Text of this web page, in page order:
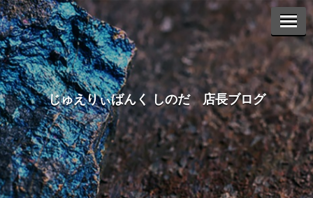
じゅえりぃばんく しのだ 店長ブログ